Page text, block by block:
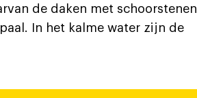
de daken met schoorstenen
In het kalme water zijn de